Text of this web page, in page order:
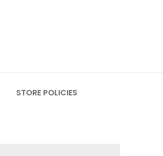
STORE POLICIES